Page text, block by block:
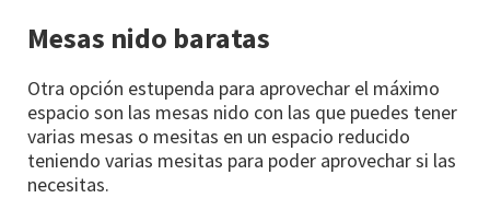
Mesas nido baratas
Otra opción estupenda para aprovechar el máximo
espacio son las mesas nido con las que puedes tener
varias mesas o mesitas en un espacio reducido
teniendo varias mesitas para poder aprovechar si las
necesitas.